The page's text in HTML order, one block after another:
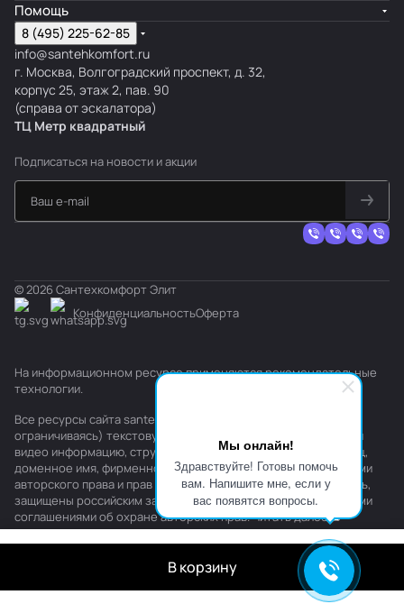
Мы онлайн!
Здравствуйте! Готовы помочь
вам. Напишите мне, если у
вас появятся вопросы.
В корзину
Помощь
8 (495) 225-62-85
info@santehkomfort.ru
г. Москва, Волгоградский проспект, д. 32,
корпус 25, этаж 2, пав. 90
(справа от эскалатора)
ТЦ Метр квадратный
Подписаться на новости и акции
© 2026 Сантехкомфорт Элит
КонфиденциальностьОферта
На информационном ресурсе применяютсярекомендательные
технологии.
Все ресурсы сайта santehkomfort.ru, включая (но не
ограничиваясь) текстовую, графическую, фотографическую и
видео информацию, структуру, дизайн и оформление страниц,
доменное имя, фирменное наименование являются объектами
авторского права и прав на интеллектуальную собственность,
защищены российским законодательством и международными
соглашениями об охране авторских прав.Читать далее